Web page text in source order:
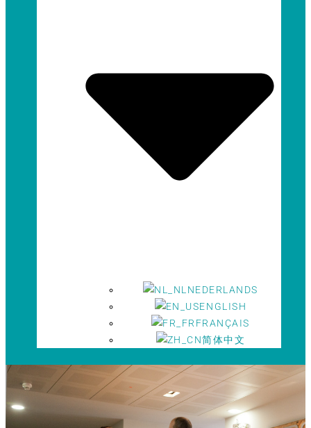
NEDERLANDS
ENGLISH
FRANÇAIS
简体中文